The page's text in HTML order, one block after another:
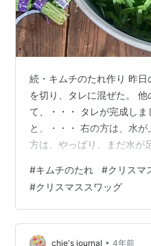
続・キムチのたれ作り 昨
を切り、タレに混ぜた。
て、・・・ タレが完成し
と、・・・ 右の方は、水
方は、やっぱり、まだ水が
ことですが。 ちょっと、石
には使ってないとは言え）
で、水を移しました。 さ
る作業を、木曜日に行う予
と、クリスマスリース 先週
#キムチのたれ #クリスマ
#クリスマススワッグ
chie's journal • 4年前